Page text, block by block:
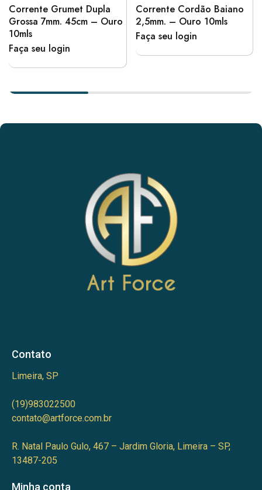
Corrente Grumet Dupla
Grossa 7mm. 45cm – Ouro
10mls
Faça seu login
Corrente Cordão Baiano
2,5mm. – Ouro 10mls
Faça seu login
Contato
Limeira, SP
(19)983022500
contato@artforce.com.br
R. Natal Paulo Gulo, 467 – Jardim Gloria, Limeira – SP,
13487-205
Minha conta